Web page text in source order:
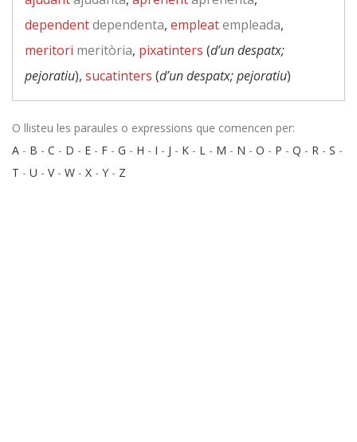
dependentdependenta, empleatempleada,
meritori meritòria, pixatinters (d’un despatx;
pejoratiu), sucatinters (d’un despatx; pejoratiu)
O llisteu les paraules o expressions que comencen per:
A - B - C - D - E - F - G - H - I - J - K - L - M - N - O - P - Q - R - S -
T - U - V- W - X - Y - Z